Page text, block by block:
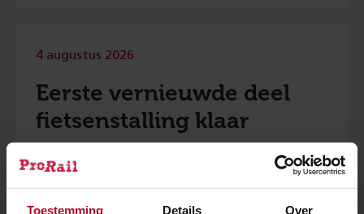
Toestemming Details Over
4 augustus 2026
Eerste vernieuwde deel
fietsenstalling klaar